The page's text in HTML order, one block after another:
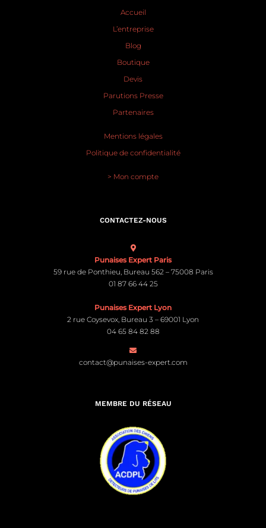
Accueil
L’entreprise
Blog
Boutique
Devis
Parutions Presse
Partenaires
Mentions légales
Politique de confidentialité
> Mon compte
CONTACTEZ-NOUS
Punaises Expert Paris
59 rue de Ponthieu, Bureau 562 – 75008 Paris
01 87 66 44 25
Punaises Expert Lyon
2 rue Coysevox, Bureau 3 – 69001 Lyon
04 65 84 82 88
contact@punaises-expert.com
MEMBRE DU RÉSEAU